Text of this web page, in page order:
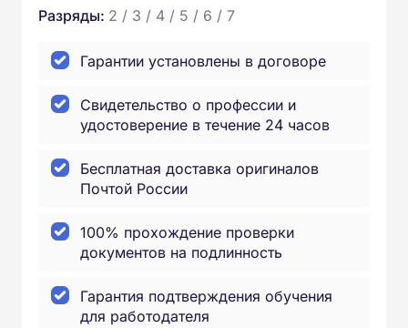
Разряды: 2 / 3 / 4 / 5 / 6 / 7
Гарантии установлены в договоре
Свидетельство о профессии и
удостоверение в течение 24 часов
Бесплатная доставка оригиналов
Почтой России
100% прохождение проверки
документов на подлинность
Гарантия подтверждения обучения
для работодателя